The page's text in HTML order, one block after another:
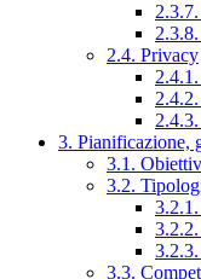
2.4. Privacy
3. Pianificazione,
3.1.
3.2.
3.3.